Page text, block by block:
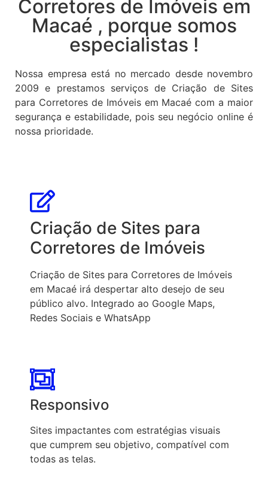
Corretores de Imóveis em
Macaé , porque somos
especialistas !
Nossa empresa está no mercado desde novembro
2009 e prestamos serviços de Criação de Sites
para Corretores de Imóveis em Macaé com a maior
segurança e estabilidade, pois seu negócio online é
nossa prioridade.
Criação de Sites para
Corretores de Imóveis
Criação de Sites para Corretores de Imóveis
em Macaé irá despertar alto desejo de seu
público alvo. Integrado ao Google Maps,
Redes Sociais e WhatsApp
Responsivo
Sites impactantes com estratégias visuais
que cumprem seu objetivo, compatível com
todas as telas.